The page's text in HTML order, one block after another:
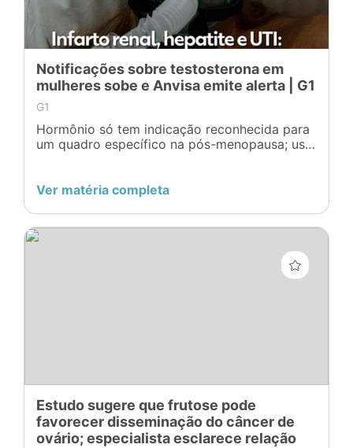
Notificações sobre testosterona em
mulheres sobe e Anvisa emite alerta | G1
G1
Hormônio só tem indicação reconhecida para
um quadro específico na pós-menopausa; uso
Ver matéria completa
Estudo sugere que frutose pode
favorecer disseminação do câncer de
ovário; especialista esclarece relação